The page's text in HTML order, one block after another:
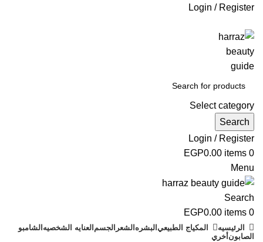
Login / Register
Select category
Search
Login / Register
0
items
EGP0.00
Menu
Search
0
items
EGP0.00
الرئيسيه المكياج الطبيعي البشره الشعر الجسم العنايه الشخصيه الشامبو
الصابون أخري